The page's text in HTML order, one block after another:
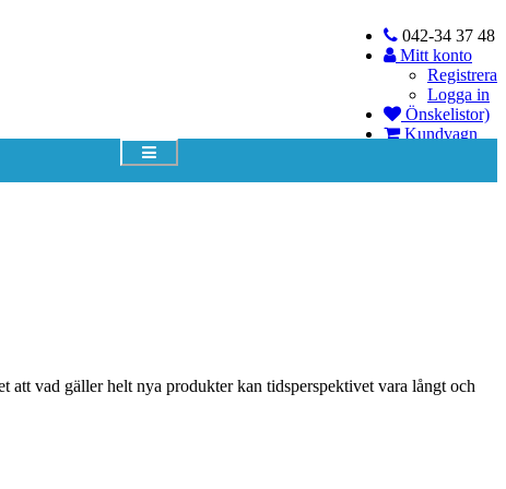
042-34 37 48
Mitt konto
Registrera
Logga in
Önskelistor)
Kundvagn
vad gäller helt nya produkter kan tidsperspektivet vara långt och